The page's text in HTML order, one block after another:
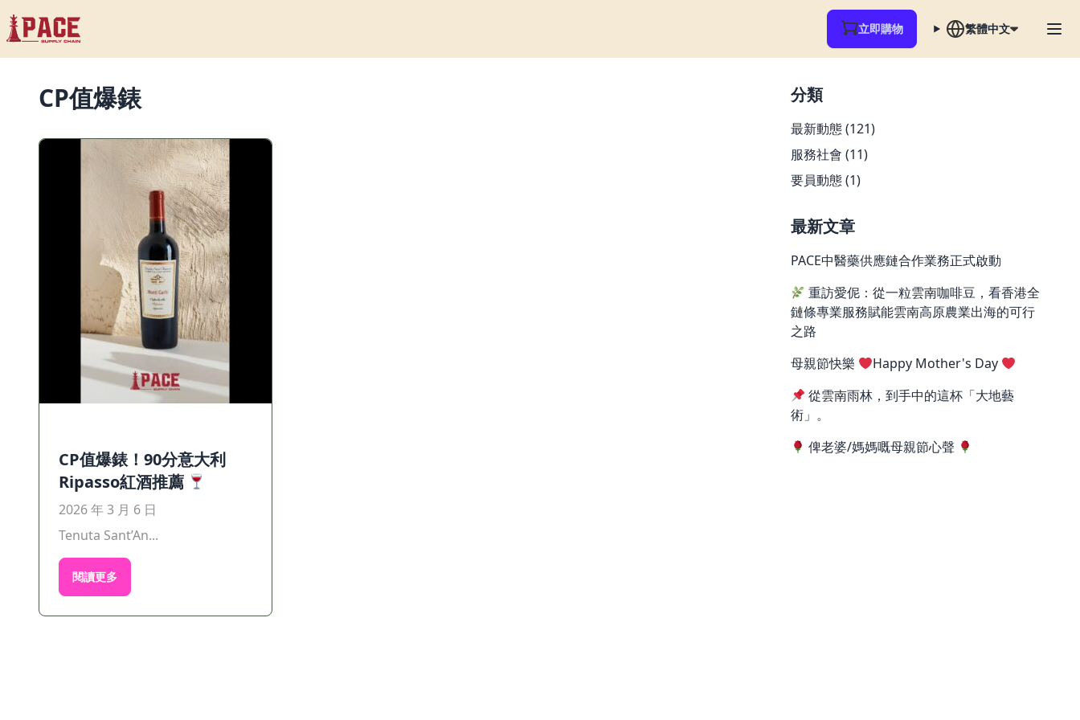
立即購物 繁體中文
CP值爆錶
CP值爆錶！90分意大利
Ripasso紅酒推薦
2026 年 3 月 6 日
Tenuta Sant’An...
閱讀更多
分類
最新動態(121)
服務社會 (11)
要員動態(1)
最新文章
PACE中醫藥供應鏈合作業務正式啟動
重訪愛伲：從一粒雲南咖啡豆，看香港全
鏈條專業服務賦能雲南高原農業出海的可行
之路
母親節快樂
Happy Mother's Day
從雲南雨林，到手中的這杯「大地藝
術」。
俾老婆/媽媽嘅母親節心聲